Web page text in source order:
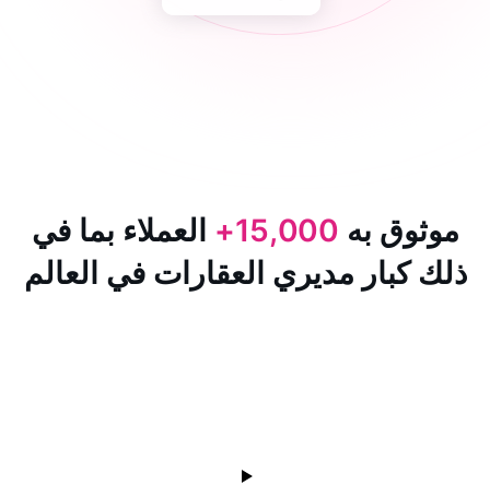
به15,000+ العملاء بما في
مديري العقارات في العالم